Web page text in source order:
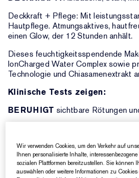
Deckkraft + Pflege: Mit
Hautpflege. Atmungsaktives,
einen Glow, der 12 Stunden anhält.
Dieses feuchtigkeitsspendende
IonCharged Water Complex sowie
Technologie und Chiasamenextrakt
Klinische Tests zeigen:
BERUHIGT sichtbare Rötungen
HYDRATISIERTsofort und den
Die leichte, aufbaubare Formel mit
Deckkraft gleicht den Hautton
Wir verwenden Cookies, um den Verkehr auf
Ihnen personalisierte Inhalte,
sozialen Plattformen bereitzustellen. Sie können
auswählen oder weitere Informationen zu